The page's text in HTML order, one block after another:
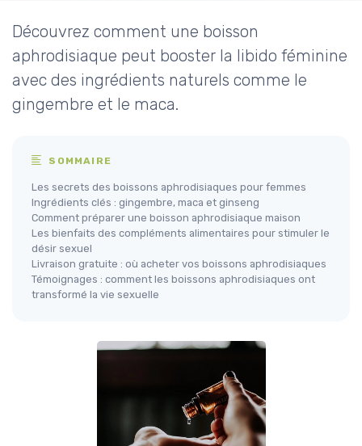
Découvrez comment une boisson
aphrodisiaque peut booster la libido féminine
avec des ingrédients naturels comme le
gingembre et le maca.
SOMMAIRE
Les secrets des boissons aphrodisiaques pour femmes
Ingrédients clés : gingembre, maca et ginseng
Comment préparer une boisson aphrodisiaque maison
Les bienfaits des compléments alimentaires pour stimuler le
désir sexuel
Livraison gratuite : où acheter vos boissons aphrodisiaques
Témoignages : comment les boissons aphrodisiaques ont
transformé la vie sexuelle